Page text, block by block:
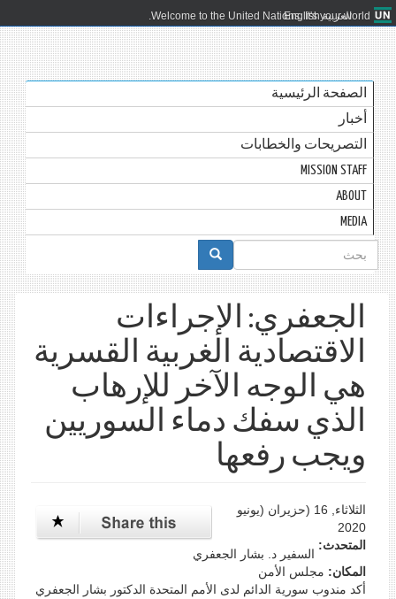
Welcome to the United Nations. It's your world.
العربية English
الصفحة الرئيسية
أخبار
التصريحات والخطابات
MISSION STAFF
ABOUT
MEDIA
استمارة
البحث
الجعفري: الإجراءات
الاقتصادية الغربية القسرية
هي الوجه الآخر للإرهاب
الذي سفك دماء السوريين
ويجب رفعها
الثلاثاء, 16 (حزيران (يونيو
2020
المتحدث:
السفير د. بشار الجعفري
المكان: مجلس الأمن
أكد مندوب سورية الدائم لدى الأمم المتحدة الدكتور بشار الجعفري